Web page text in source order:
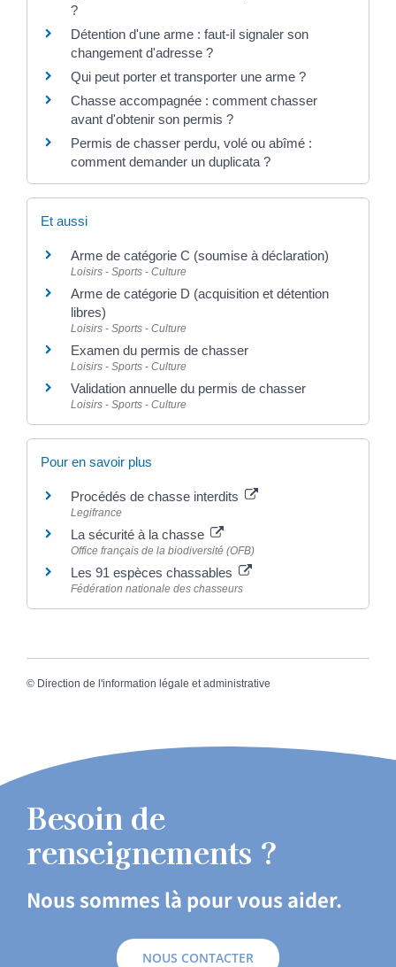
?
Détention d'une arme : faut-il signaler son
changement d'adresse ?
Qui peut porter et transporter une arme ?
Chasse accompagnée : comment chasser
avant d'obtenir son permis ?
Permis de chasser perdu, volé ou abîmé :
comment demander un duplicata ?
Et aussi
Arme de catégorie C (soumise à déclaration)
Loisirs - Sports - Culture
Arme de catégorie D (acquisition et détention
libres)
Loisirs - Sports - Culture
Examen du permis de chasser
Loisirs - Sports - Culture
Validation annuelle du permis de chasser
Loisirs - Sports - Culture
Pour en savoir plus
Procédés de chasse interdits
Legifrance
La sécurité à la chasse
Office français de la biodiversité (OFB)
Les 91 espèces chassables
Fédération nationale des chasseurs
© Direction de l'information légale et administrative
Besoin de
renseignements ?
Nous sommes là pour vous aider.
NOUS CONTACTER